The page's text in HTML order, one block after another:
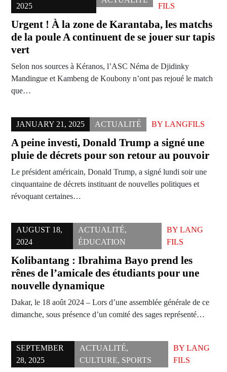
2025 FILS
Urgent ! À la zone de Karantaba, les matchs
de la poule A continuent de se jouer sur tapis
vert
Selon nos sources à Kéranos, l’ASC Néma de Djidinky
Mandingue et Kambeng de Koubony n’ont pas rejoué le match
que…
JANUARY 21, 2025 ACTUALITÉ BY LANGFILS
A peine investi, Donald Trump a signé une
pluie de décrets pour son retour au pouvoir
Le président américain, Donald Trump, a signé lundi soir une
cinquantaine de décrets instituant de nouvelles politiques et
révoquant certaines…
AUGUST 18,
2024
ACTUALITÉ,
ÉDUCATION
BY LANG
FILS
Kolibantang : Ibrahima Bayo prend les
rênes de l’amicale des étudiants pour une
nouvelle dynamique
Dakar, le 18 août 2024 – Lors d’une assemblée générale de ce
dimanche, sous présence d’un comité des sages représenté…
SEPTEMBER
28, 2025
ACTUALITÉ,
CULTURE, SPORTS
BY LANG
FILS